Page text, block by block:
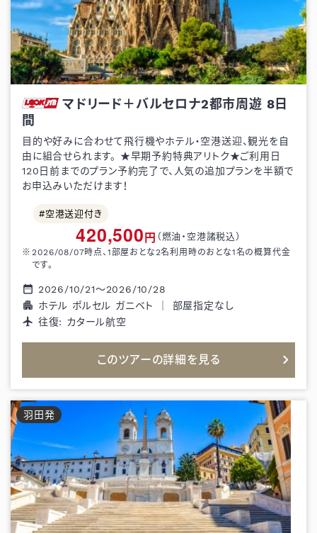
マドリード＋バルセロナ2都市周遊 8 日
間
目的や好みに合わせて飛行機やホテル・空港送迎、観光を自
由に組合せられます。 ★早期予約特典アリトク★ご利用日
120日前までのプラン予約完了で、人気の追加プランを半額で
お申込みいただけます！
空港送迎付き
420,500 円 （燃油・空港諸税込）
2026/08/07時点、1部屋おとな2名利用時のおとな1名の概算代金
です。
2026/10/21～2026/10/28
ホテル ポルセル ガニベト
部屋指定なし
往復: カタール航空
このツアーの詳細を見る
羽田発